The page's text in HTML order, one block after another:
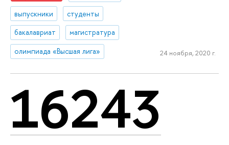
выпускники
студенты
бакалавриат
магистратура
олимпиада «Высшая лига»
24 ноября, 2020 г.
16243